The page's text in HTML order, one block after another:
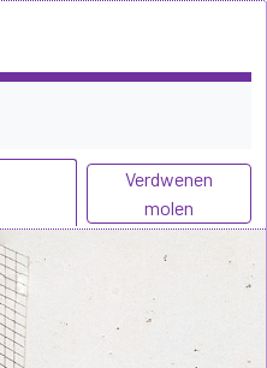
Verdwenen
molen